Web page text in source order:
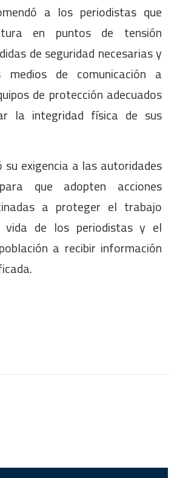
a los periodistas que
en puntos de tensión
de seguridad necesarias y
de comunicación a
de protección adecuados
la integridad física de sus
su exigencia a las autoridades
que adopten acciones
a proteger el trabajo
vida de los periodistas y el
a recibir información